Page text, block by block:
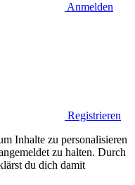
Anmelden
Registrieren
Inhalte zu personalisieren
zu halten. Durch
du dich damit